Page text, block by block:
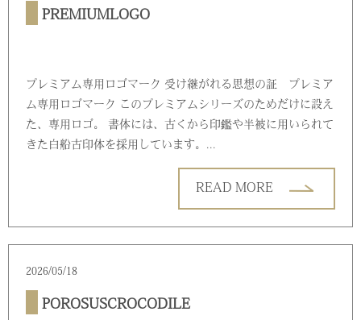
PREMIUMLOGO
プレミアム専用ロゴマーク 受け継がれる思想の証 プレミア
ム専用ロゴマーク このプレミアムシリーズのためだけに設え
た、専用ロゴ。 書体には、古くから印鑑や半被に用いられて
きた白船古印体を採用しています。...
READ MORE
2026/05/18
POROSUSCROCODILE